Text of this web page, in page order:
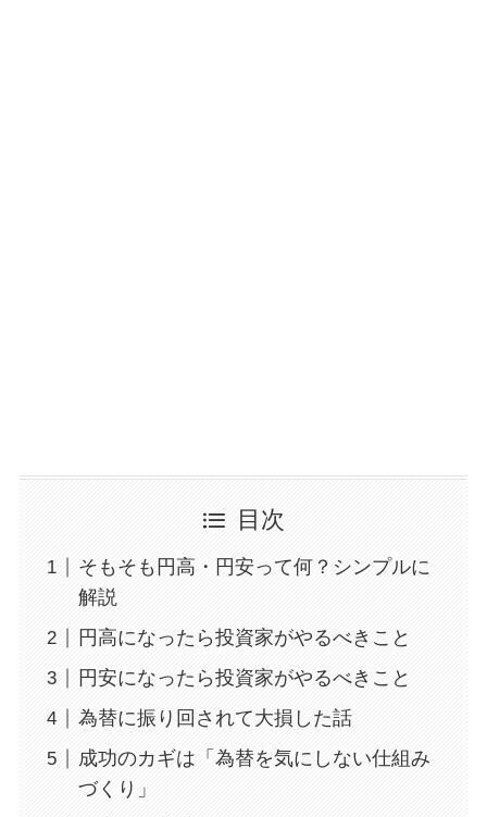
目次
そもそも円高・円安って何？シンプルに
解説
円高になったら投資家がやるべきこと
円安になったら投資家がやるべきこと
為替に振り回されて大損した話
成功のカギは「為替を気にしない仕組み
づくり」